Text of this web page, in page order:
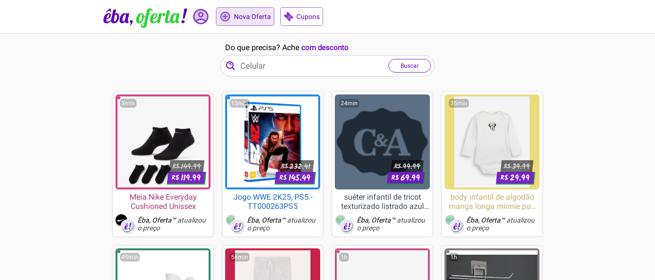
Nova Oferta Cupons
Do que precisa? Ache com desconto
Buscar
3min
R$149.99
R$119.99
Meia Nike Everyday
Cushioned Unissex
Êba, Oferta™atualizou
o preço
13min
R$232.41
R$145.49
Jogo WWE 2K25, PS5 -
TT000263PS5
Êba, Oferta™atualizou
o preço
24min
R$99.99
R$69.99
suéter infantil de tricot
texturizado listrado azul
escuro
Êba, Oferta™atualizou
o preço
35min
R$39.99
R$29.99
body infantil de algodão
manga longa minnie poá
off white
Êba, Oferta™atualizou
o preço
45min 56min 1h 1h